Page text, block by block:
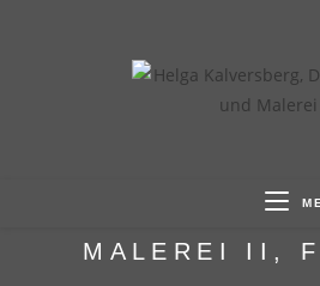
MALEREI II,